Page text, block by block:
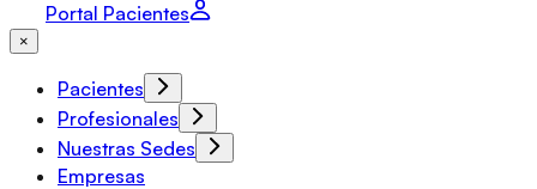
Portal Pacientes
×
Pacientes
Profesionales
Nuestras Sedes
Empresas